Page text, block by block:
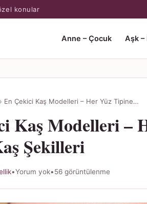
konular
Anne – Çocuk Aşk
› En Çekici Kaş Modelleri – Her Yüz Tipine…
Kaş Modelleri –
Şekilleri
•Yorum yok•56 görüntülenme